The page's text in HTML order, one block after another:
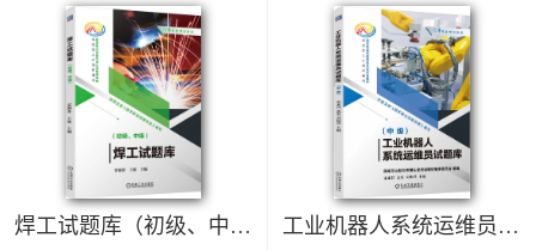
焊工试题库（初级、中级） 工业机器人系统运维员试题库（中级）